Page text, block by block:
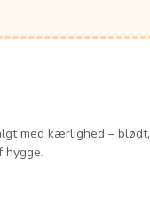
med kærlighed – blødt,
hygge.